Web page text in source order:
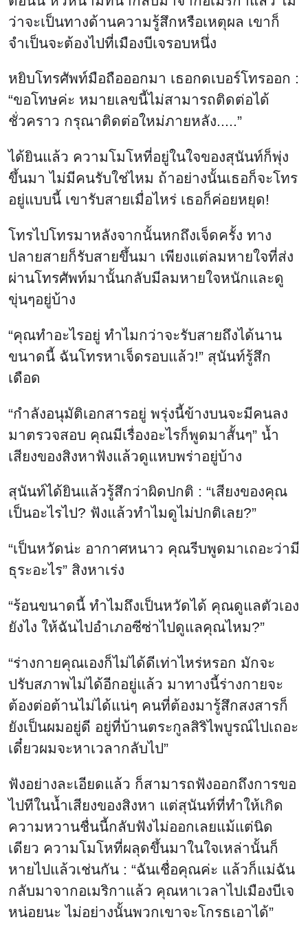
ว่าจะเป็นทางด้านความรู้สึกหรือเหตุผล เขาก็
จำเป็นจะต้องไปที่เมืองบีเจรอบหนึ่ง
หยิบโทรศัพท์มือถือออกมา เธอกดเบอร์โทรออก :
“ขอโทษค่ะ หมายเลขนี้ไม่สามารถติดต่อได้
ชั่วคราว กรุณาติดต่อใหม่ภายหลัง.....”
ได้ยินแล้ว ความโมโหที่อยู่ในใจของสุนันท์ก็พุ่ง
ขึ้นมา ไม่มีคนรับใช่ไหม ถ้าอย่างนั้นเธอก็จะโทร
อยู่แบบนี้ เขารับสายเมื่อไหร่ เธอก็ค่อยหยุด!
โทรไปโทรมาหลังจากนั้นหกถึงเจ็ดครั้ง ทาง
ปลายสายก็รับสายขึ้นมา เพียงแต่ลมหายใจที่ส่ง
ผ่านโทรศัพท์มานั้นกลับมีลมหายใจหนักและดู
ขุ่นๆอยู่บ้าง
“คุณทำอะไรอยู่ ทำไมกว่าจะรับสายถึงได้นาน
ขนาดนี้ ฉันโทรหาเจ็ดรอบแล้ว!” สุนันท์รู้สึก
เดือด
“กำลังอนุมัติเอกสารอยู่ พรุ่งนี้ข้างบนจะมีคนลง
มาตรวจสอบ คุณมีเรื่องอะไรก็พูดมาสั้นๆ” น้ำ
เสียงของสิงหาฟังแล้วดูแหบพร่าอยู่บ้าง
สุนันท์ได้ยินแล้วรู้สึกว่าผิดปกติ : “เสียงของคุณ
เป็นอะไรไป? ฟังแล้วทำไมดูไม่ปกติเลย?”
“เป็นหวัดน่ะ อากาศหนาว คุณรีบพูดมาเถอะว่ามี
ธุระอะไร” สิงหาเร่ง
“ร้อนขนาดนี้ ทำไมถึงเป็นหวัดได้ คุณดูแลตัวเอง
ยังไง ให้ฉันไปอำเภอซีซ่าไปดูแลคุณไหม?”
“ร่างกายคุณเองก็ไม่ได้ดีเท่าไหร่หรอก มักจะ
ปรับสภาพไม่ได้อีกอยู่แล้ว มาทางนี้ร่างกายจะ
ต้องต่อต้านไม่ได้แน่ๆ คนที่ต้องมารู้สึกสงสารก็
ยังเป็นผมอยู่ดี อยู่ที่บ้านตระกูลสิริไพบูรณ์ไปเถอะ
เดี๋ยวผมจะหาเวลากลับไป”
ฟังอย่างละเอียดแล้ว ก็สามารถฟังออกถึงการขอ
ไปทีในน้ำเสียงของสิงหา แต่สุนันท์ที่ทำให้เกิด
ความหวานชื่นนี้กลับฟังไม่ออกเลยแม้แต่นิด
เดียว ความโมโหที่ผลุดขึ้นมาในใจเหล่านั้นก็
หายไปแล้วเช่นกัน : “ฉันเชื่อคุณค่ะ แล้วก็แม่ฉัน
กลับมาจากอเมริกาแล้ว คุณหาเวลาไปเมืองบีเจ
หน่อยนะ ไม่อย่างนั้นพวกเขาจะโกรธเอาได้”